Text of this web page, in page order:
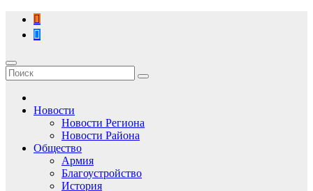
Перейти
содержимому
Новости
Новости Региона
Новости Района
Общество
Армия
Благоустройство
История